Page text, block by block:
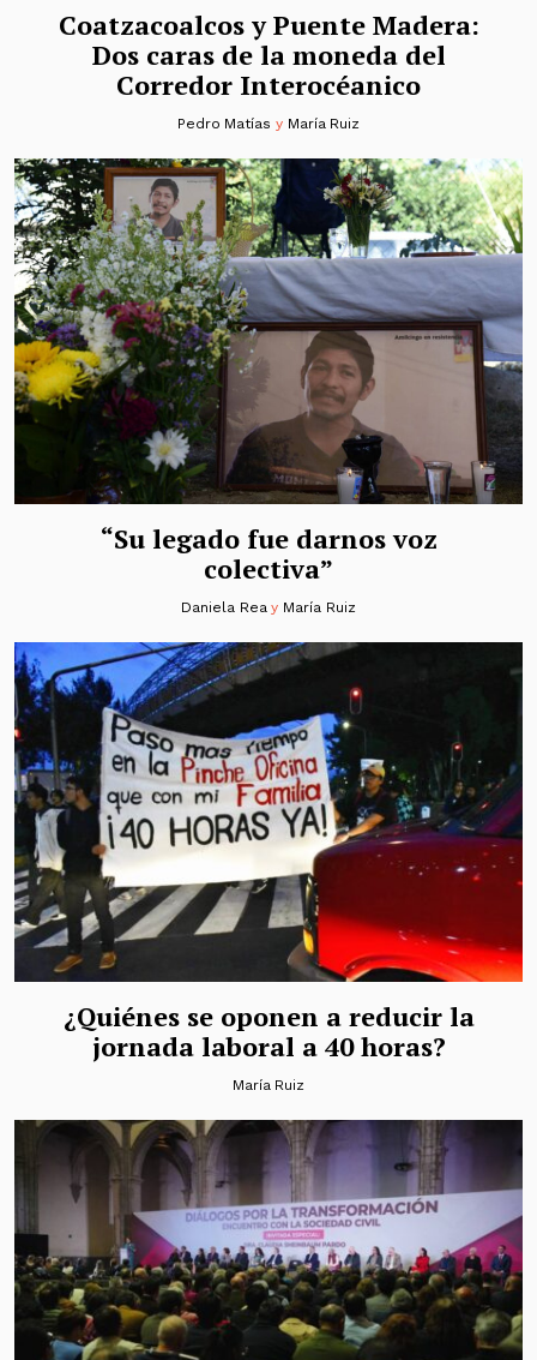
Coatzacoalcos y Puente Madera:
Dos caras de la moneda del
Corredor Interocéanico
Pedro Matías y María Ruiz
“Su legado fue darnos voz
colectiva”
Daniela Reay María Ruiz
¿Quiénes se oponen a reducir la
jornada laboral a 40 horas?
María Ruiz